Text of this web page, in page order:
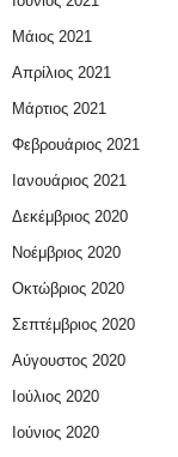
Μάιος 2021
Απρίλιος 2021
Μάρτιος 2021
Φεβρουάριος 2021
Ιανουάριος 2021
Δεκέμβριος 2020
Νοέμβριος 2020
Οκτώβριος 2020
Σεπτέμβριος 2020
Αύγουστος 2020
Ιούλιος 2020
Ιούνιος 2020